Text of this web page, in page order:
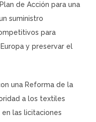
de Acción para una
suministro
para
y preservar el
una Reforma de la
a los textiles
las licitaciones